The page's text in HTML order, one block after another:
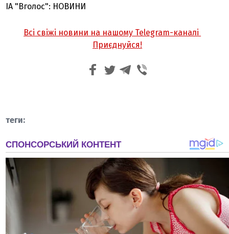
ІА "Вголос": НОВИНИ
Всі свіжі новини на нашому Telegram-каналі
Приєднуйся!